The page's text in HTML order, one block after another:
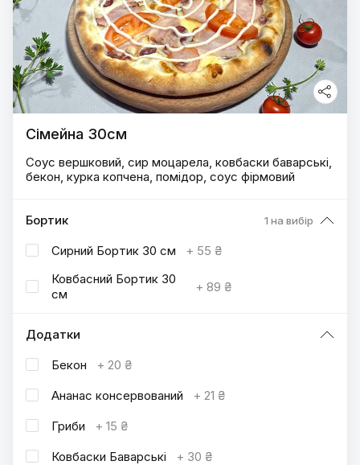
Сімейна 30см
Соус вершковий, сир моцарела, ковбаски баварські,
бекон, курка копчена, помідор, соус фірмовий
Бортик 1 на вибір
Сирний Бортик 30 см + 55 ₴
Ковбасний Бортик 30
см
+ 89 ₴
Додатки
Бекон
+ 20 ₴
Ананас консервований
+ 21 ₴
Гриби
+ 15 ₴
Ковбаски Баварські
+ 30 ₴